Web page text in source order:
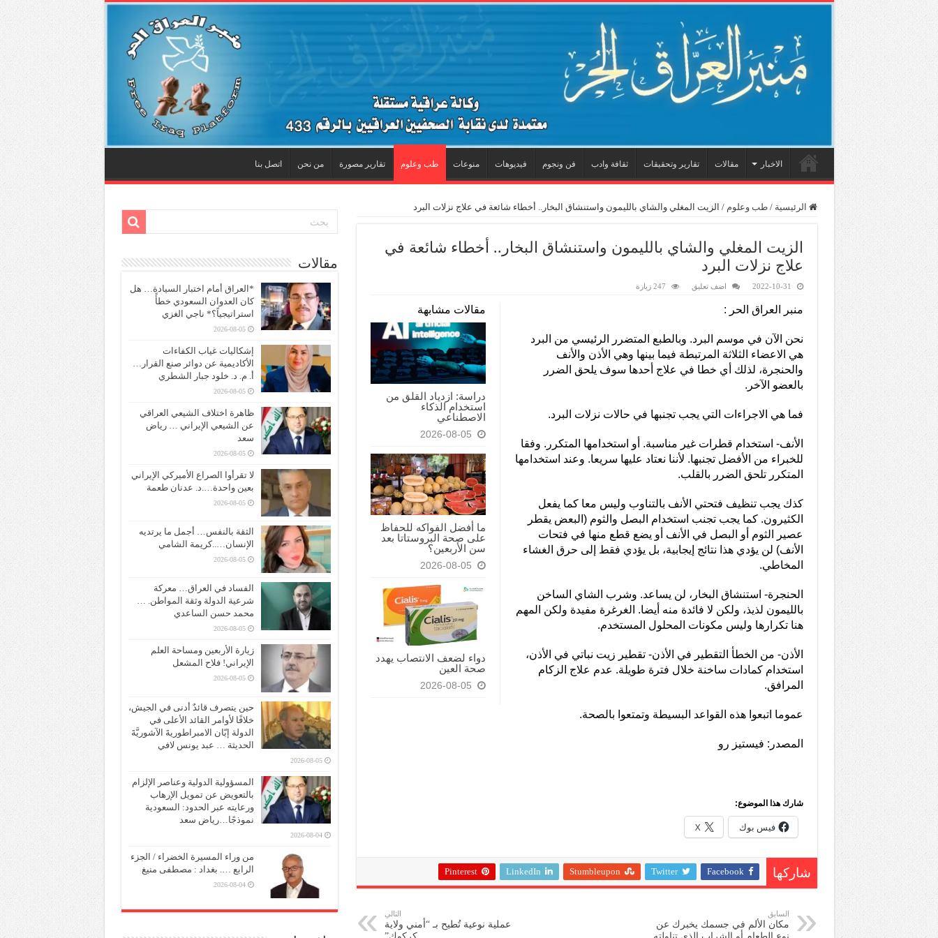
الاخبار مقالات تقارير وتحقيقات ثقافة وادب فن ونجوم فيديوهات منوعات طب وعلوم تقارير مصورة من نحن اتصل بنا
الرئيسية / طب وعلوم / الزيت المغلي والشاي بالليمون واستنشاق البخار.. أخطاء شائعة في علاج نزلات البرد
الزيت المغلي والشاي بالليمون واستنشاق البخار.. أخطاء شائعة في
علاج نزلات البرد
2022-10-31 اضف تعليق 247 زيارة
مقالات مشابهة
دراسة: ازدياد القلق من
استخدام الذكاء
الاصطناعي
2026-08-05
ما أفضل الفواكه للحفاظ
على صحة البروستاتا بعد
سن الأربعين؟
2026-08-05
دواء لضعف الانتصاب يهدد
صحة العين
2026-08-05
منبر العراق الحر :
نحن الآن في موسم البرد. وبالطبع المتضرر الرئيسي من البرد
هي الاعضاء الثلاثة المرتبطة فيما بينها وهي الأذن والأنف
والحنجرة، لذلك أي خطا في علاج أحدها سوف يلحق الضرر
بالعضو الآخر.
فما هي الاجراءات التي يجب تجنبها في حالات نزلات البرد.
الأنف- استخدام قطرات غير مناسبة. أو استخدامها المتكرر. وفقا
للخبراء من الأفضل تجنبها. لأننا نعتاد عليها سريعا. وعند استخدامها
المتكرر تلحق الضرر بالقلب.
كذك يجب تنظيف فتحتي الأنف بالتناوب وليس معا كما يفعل
الكثيرون. كما يجب تجنب استخدام البصل والثوم (البعض يقطر
عصير الثوم أو البصل في الأنف أو يضع قطع منها في فتحات
الأنف) لن يؤدي هذا نتائج إيجابية، بل يؤدي فقط إلى حرق الغشاء
المخاطي.
الحنجرة- استنشاق البخار، لن يساعد. وشرب الشاي الساخن
بالليمون لذيذ، ولكن لا فائدة منه أيضا. الغرغرة مفيدة ولكن المهم
هنا تكرارها وليس مكونات المحلول المستخدم.
الأذن- من الخطأ التقطير في الأذن- تقطير زيت نباتي في الأذن،
استخدام كمادات ساخنة خلال فترة طويلة. عدم علاج الزكام
المرافق.
عموما اتبعوا هذه القواعد البسيطة وتمتعوا بالصحة.
المصدر: فيستيز رو
شارك هذا الموضوع:
فيس بوك X
شاركها Facebook
Twitter
Stumbleupon
LinkedIn
Pinterest
السابق
مكان الألم في جسمك يخبرك عن
التالي
عملية نوعية تُطيح بـ “أمني ولاية
مقالات
*العراق أمام اختبار السيادة… هل
كان العدوان السعودي خطأً
استراتيجياً؟* ناجي الغزي
2026-08-05
إشكاليات غياب الكفاءات
الأكاديمية عن دوائر صنع القرار…
أ. م. د. خلود جبار الشطري
2026-08-05
ظاهرة اختلاف الشيعي العراقي
عن الشيعي الإيراني … رياض
سعد
2026-08-05
لا تقرأوا الصراع الأميركي الإيراني
بعين واحدة….د. عدنان طعمة
2026-08-05
الثقة بالنفس… أجمل ما يرتديه
الإنسان…..كريمة الشامي
2026-08-05
الفساد في العراق… معركة
شرعية الدولة وثقة المواطن. …
محمد حسن الساعدي
2026-08-05
زيارة الأربعين ومساحة العلم
الإيراني! فلاح المشعل
2026-08-05
حين يتصرف قائدٌ أدنى في الجيش،
خلافًا لأوامر القائد الأعلى في
الدولة إبّان الامبراطوريةَ الآشوريَّةَ
الحديثة … عبد يونس لافي
2026-08-05
المسؤولية الدولية وعناصر الإلزام
بالتعويض عن تمويل الإرهاب
ورعايته عبر الحدود: السعودية
نموذجًا…رياض سعد
2026-08-04
من وراء المسيرة الخضراء / الجزء
الرابع …. بغداد : مصطفى منيغ
2026-08-04